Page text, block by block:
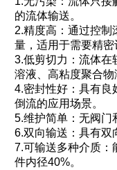
的流体输送。
2.精度高：通过控
量，适用于需要精
3.低剪切力：流体在
溶液、高粘度聚合物
4.密封性好：具有良
倒流的应用场景。
5.维护简单：无阀门
6.双向输送：具有双
7.可输送多种介质：
件内径40%。